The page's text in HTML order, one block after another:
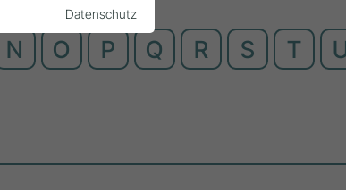
N O P Q R S T
Datenschutz